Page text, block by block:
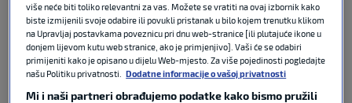
Hrvatska teniska reprezentacija slavila je u
Osijeku u prvom kolu kvalifikacija za Davis Cup.
Naši predstavnici bili su bolji od Slovačke, poveli
više neće biti toliko relevantni za vas. Možete se vratiti na ovaj izbornik kako
biste izmijenili svoje odabire ili povukli pristanak u bilo kojem trenutku klikom
na Upravljaj postavkama poveznicu pri dnu web-stranice [ili plutajuće ikone u
donjem lijevom kutu web stranice, ako je primjenjivo]. Vaši će se odabiri
primijeniti kako je opisano u dijelu Web-mjesto. Za više pojedinosti pogledajte
našu Politiku privatnosti.
Dodatne informacije o vašoj privatnosti
Mi i naši partneri obrađujemo podatke kako bismo pružili